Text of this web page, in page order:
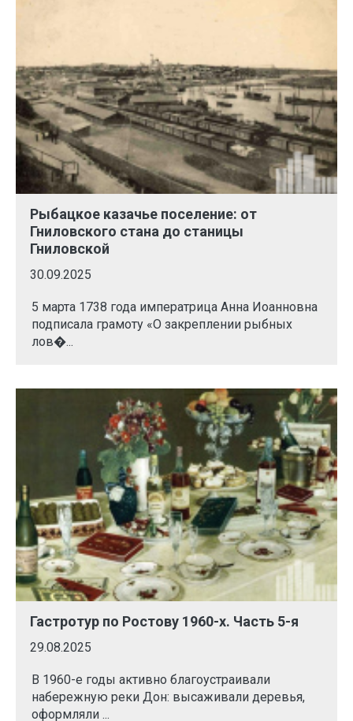
Рыбацкое казачье поселение: от
Гниловского стана до станицы
Гниловской
30.09.2025
5 марта 1738 года императрица Анна Иоанновна
подписала грамоту «О закреплении рыбных
лов�...
Гастротур по Ростову 1960-х. Часть 5-я
29.08.2025
В 1960-е годы активно благоустраивали
набережную реки Дон: высаживали деревья,
оформляли ...